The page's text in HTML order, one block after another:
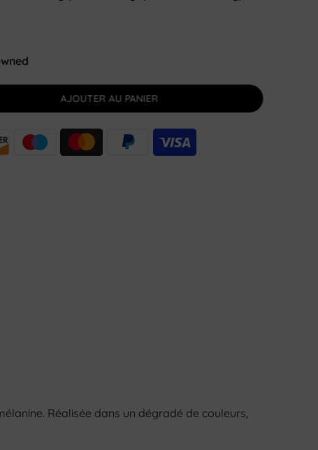
AJOUTER AU PANIER
Réalisée dans un dégradé de couleurs,